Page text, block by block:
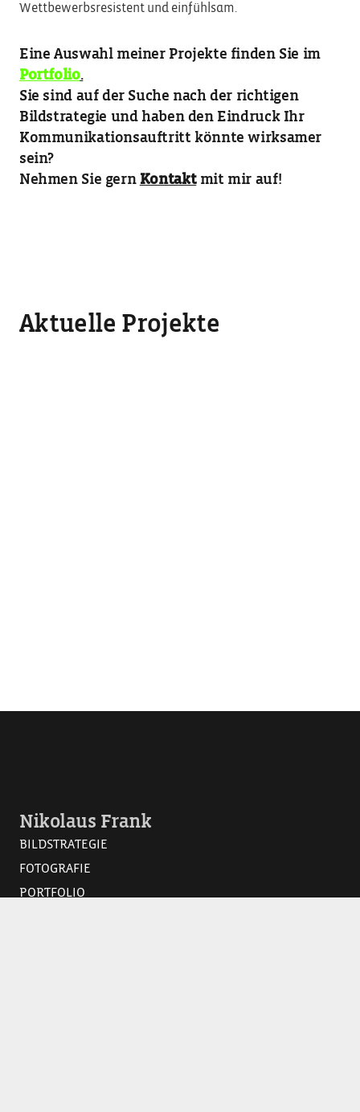
Wettbewerbsresistent und einfühlsam.
Eine Auswahl meiner Projekte finden Sie im
Portfolio.
Sie sind auf der Suche nach der richtigen
Bildstrategie und haben den Eindruck Ihr
Kommunikationsauftritt könnte wirksamer
sein?
Nehmen Sie gern Kontaktmit mir auf!
Aktuelle Projekte
Nikolaus Frank
BILDSTRATEGIE
FOTOGRAFIE
PORTFOLIO